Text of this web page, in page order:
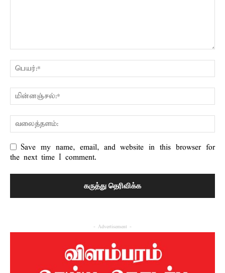
Save my name, email, and website in this browser for
the next time I comment.
- Advertisement -